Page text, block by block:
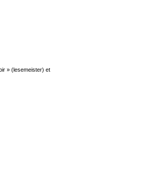
» (lesemeister) et